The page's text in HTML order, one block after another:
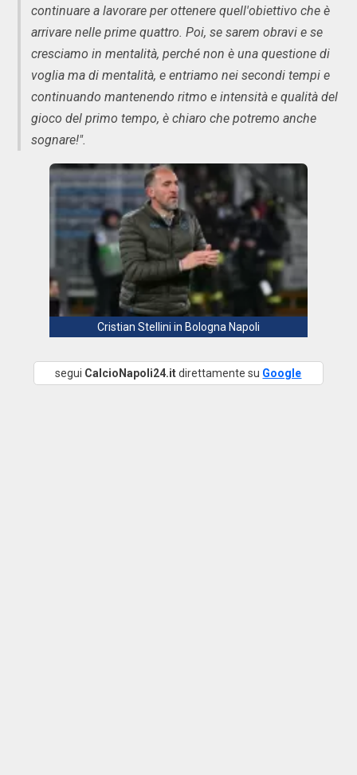
continuare a lavorare per ottenere quell'obiettivo che è
arrivare nelle prime quattro. Poi, se sarem obravi e se
cresciamo in mentalità, perché non è una questione di
voglia ma di mentalità, e entriamo nei secondi tempi e
continuando mantenendo ritmo e intensità e qualità del
gioco del primo tempo, è chiaro che potremo anche
sognare!".
Cristian Stellini in Bologna Napoli
segui CalcioNapoli24.itdirettamente su Google